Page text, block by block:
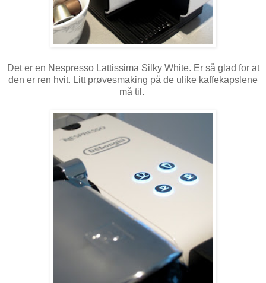
Det er en Nespresso Lattissima Silky White. Er så glad for at
den er ren hvit. Litt prøvesmaking på de ulike kaffekapslene
må til.